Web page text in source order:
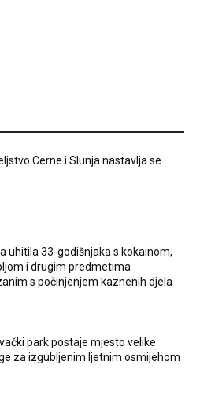
Cerne i Slunja nastavlja se
uhitila 33-godišnjaka s kokainom,
i drugim predmetima
s počinjenjem kaznenih djela
park postaje mjesto velike
za izgubljenim ljetnim osmijehom